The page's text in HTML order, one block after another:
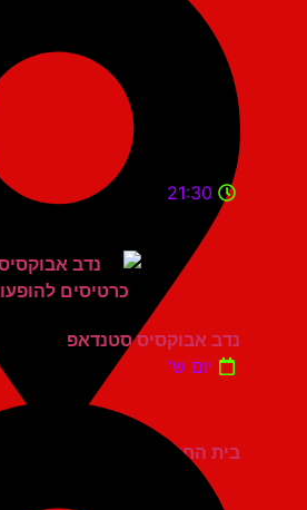
בית החייל תל אביב
21:30
נדב אבוקסיס סטנדאפ
יום ש'